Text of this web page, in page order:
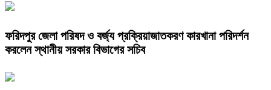
ফরিদপুর জেলা পরিষদ ও বর্জ্য প্রক্রিয়াজাতকরণ কারখানা পরিদর্শন
করলেন স্থানীয় সরকার বিভাগের সচিব